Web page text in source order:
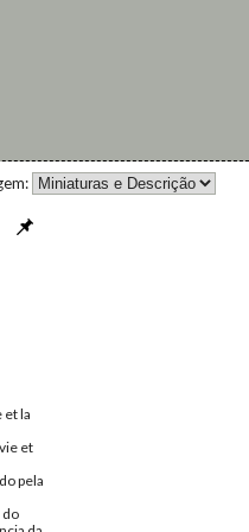
et la
et
pela
do